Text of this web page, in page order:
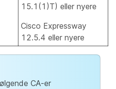
15.1(1)T) eller nyere
Cisco Expressway
12.5.4 eller nyere
CA-er